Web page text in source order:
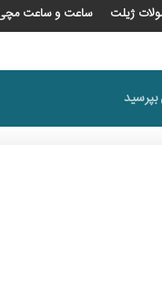
ژیلت ساعت و ساعت